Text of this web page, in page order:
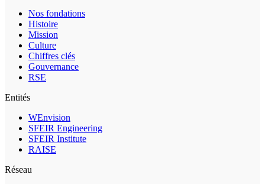
Nos fondations
Histoire
Mission
Culture
Chiffres clés
Gouvernance
RSE
Entités
WEnvision
SFEIR Engineering
SFEIR Institute
RAISE
Réseau